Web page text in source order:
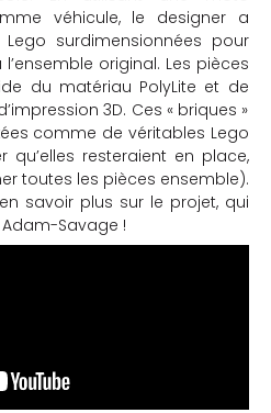
véhicule, le designer a
surdimensionnées pour
original. Les pièces
du matériau PolyLite et de
3D. Ces « briques »
comme de véritables Lego
qu’elles resteraient en place,
toutes les pièces ensemble).
savoir plus sur le projet, qui
Savage !